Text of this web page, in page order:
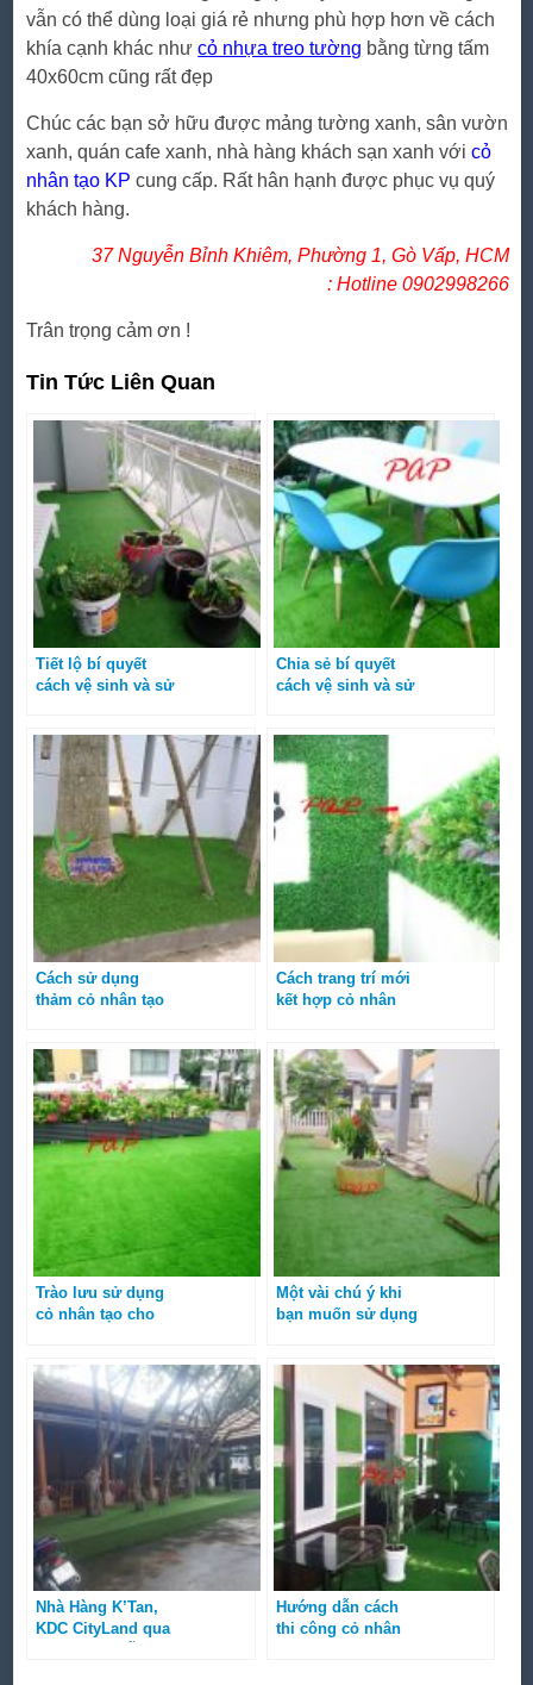
vẫn có thể dùng loại giá rẻ nhưng phù hợp hơn về cách
khía cạnh khác nhưcỏ nhựa treo tường bằng từng tấm
40x60cm cũng rất đẹp
Chúc các bạn sở hữu được mảng tường xanh, sân vườn
xanh, quán cafe xanh, nhà hàng khách sạn xanh vớicỏ
nhân tạo KP cung cấp. Rất hân hạnh được phục vụ quý
khách hàng.
37 Nguyễn Bỉnh Khiêm, Phường 1, Gò Vấp, HCM
: Hotline 0902998266
Trân trọng cảm ơn !
Tin Tức Liên Quan
Tiết lộ bí quyết
cách vệ sinh và sử
Chia sẻ bí quyết
cách vệ sinh và sử
Cách sử dụng
thảm cỏ nhân tạo
Cách trang trí mới
kết hợp cỏ nhân
Trào lưu sử dụng
cỏ nhân tạo cho
Một vài chú ý khi
bạn muốn sử dụng
Nhà Hàng K’Tan,
KDC CityLand qua
Hướng dẫn cách
thi công cỏ nhân